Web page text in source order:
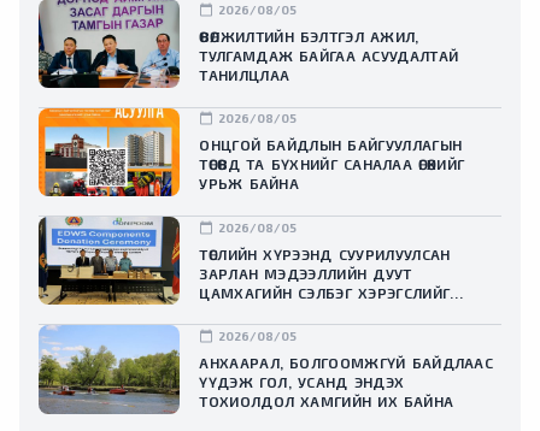
calendar_today 2026/08/05
ӨВӨЛЖИЛТИЙН БЭЛТГЭЛ АЖИЛ,
ТУЛГАМДАЖ БАЙГАА АСУУДАЛТАЙ
ТАНИЛЦЛАА
calendar_today 2026/08/05
ОНЦГОЙ БАЙДЛЫН БАЙГУУЛЛАГЫН
ТӨСӨВД ТА БҮХНИЙГ САНАЛАА ӨГӨХИЙГ
УРЬЖ БАЙНА
calendar_today 2026/08/05
ТӨСЛИЙН ХҮРЭЭНД СУУРИЛУУЛСАН
ЗАРЛАН МЭДЭЭЛЛИЙН ДУУТ
ЦАМХАГИЙН СЭЛБЭГ ХЭРЭГСЛИЙГ
calendar_today 2026/08/05
АНХААРАЛ, БОЛГООМЖГҮЙ БАЙДЛААС
ҮҮДЭЖ ГОЛ, УСАНД ЭНДЭХ
ТОХИОЛДОЛ ХАМГИЙН ИХ БАЙНА